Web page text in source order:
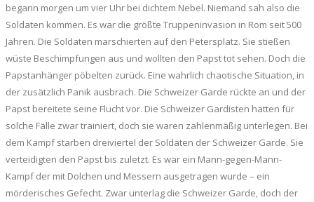
begann morgen um vier Uhr bei dichtem Nebel. Niemand sah also die
Soldaten kommen. Es war die größte Truppeninvasion in Rom seit 500
Jahren. Die Soldaten marschierten auf den Petersplatz. Sie stießen
wüste Beschimpfungen aus und wollten den Papst tot sehen. Doch die
Papstanhänger pöbelten zurück. Eine wahrlich chaotische Situation, in
der zusätzlich Panik ausbrach. Die Schweizer Garde rückte an und der
Papst bereitete seine Flucht vor. Die Schweizer Gardisten hatten für
solche Fälle zwar trainiert, doch sie waren zahlenmäßig unterlegen. Bei
dem Kampf starben dreiviertel der Soldaten der Schweizer Garde. Sie
verteidigten den Papst bis zuletzt. Es war ein Mann-gegen-Mann-
Kampf der mit Dolchen und Messern ausgetragen wurde – ein
mörderisches Gefecht. Zwar unterlag die Schweizer Garde, doch der